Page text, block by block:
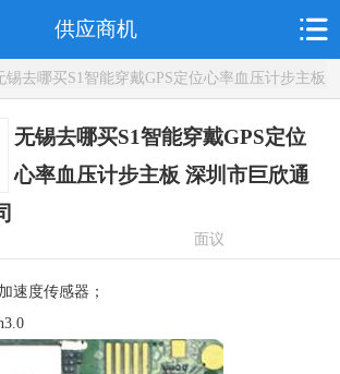
供应商机
去哪买S1智能穿戴GPS定位心率血压计步主板
限公司
无锡去哪买S1智能穿戴GPS定位
心率血压计步主板 深圳市巨欣通
面议
速度传感器；